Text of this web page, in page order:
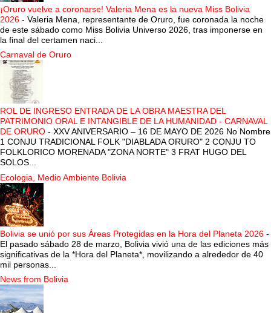
¡Oruro vuelve a coronarse! Valeria Mena es la nueva Miss Bolivia
2026 - Valeria Mena, representante de Oruro, fue coronada la noche
de este sábado como Miss Bolivia Universo 2026, tras imponerse en
la final del certamen naci...
Carnaval de Oruro
ROL DE INGRESO ENTRADA DE LA OBRA MAESTRA DEL
PATRIMONIO ORAL E INTANGIBLE DE LA HUMANIDAD - CARNAVAL
DE ORURO - XXV ANIVERSARIO – 16 DE MAYO DE 2026 No Nombre
1 CONJU TRADICIONAL FOLK "DIABLADA ORURO" 2 CONJU TO
FOLKLORICO MORENADA "ZONA NORTE" 3 FRAT HUGO DEL
SOLOS...
Ecologia, Medio Ambiente Bolivia
Bolivia se unió por sus Áreas Protegidas en la Hora del Planeta 2026 -
El pasado sábado 28 de marzo, Bolivia vivió una de las ediciones más
significativas de la *Hora del Planeta*, movilizando a alrededor de 40
mil personas...
News from Bolivia